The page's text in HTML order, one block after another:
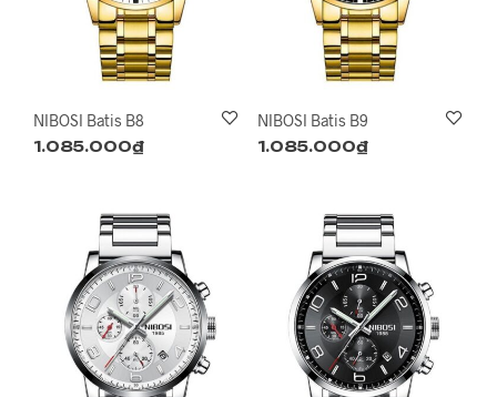
NIBOSI Batis B8
1.085.000₫
NIBOSI Batis B9
1.085.000₫